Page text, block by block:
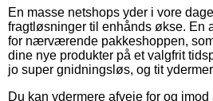
En masse netshops yder i vore
fragtløsninger til enhånds økse. En
for nærværende pakkeshoppen,
dine nye produkter på et valgfrit
jo super gnidningsløs, og tit
Du kan ydermere afveje for og